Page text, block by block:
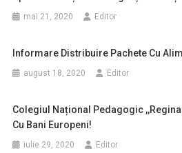
mai 21, 2020 Editor
Informare Distribuire Pachete Cu
august 18, 2020 Editor
Colegiul Național Pedagogic
Cu Bani Europeni!
iulie 29, 2020 Editor